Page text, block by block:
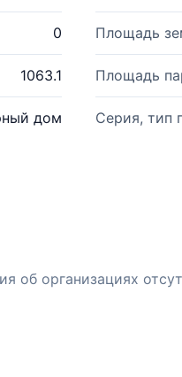
0 Площадь
1063.1 Площадь
дом Серия, тип
об организациях